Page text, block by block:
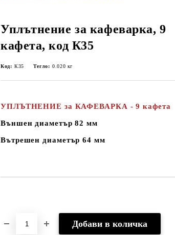
Уплътнение за кафеварка, 9
кафета, код К35
Код: К35 Тегло: 0.020 кг
УПЛЪТНЕНИЕ за КАФЕВАРКА - 9 кафета
Външен диаметър 82 мм
Вътрешен диаметър 64 мм